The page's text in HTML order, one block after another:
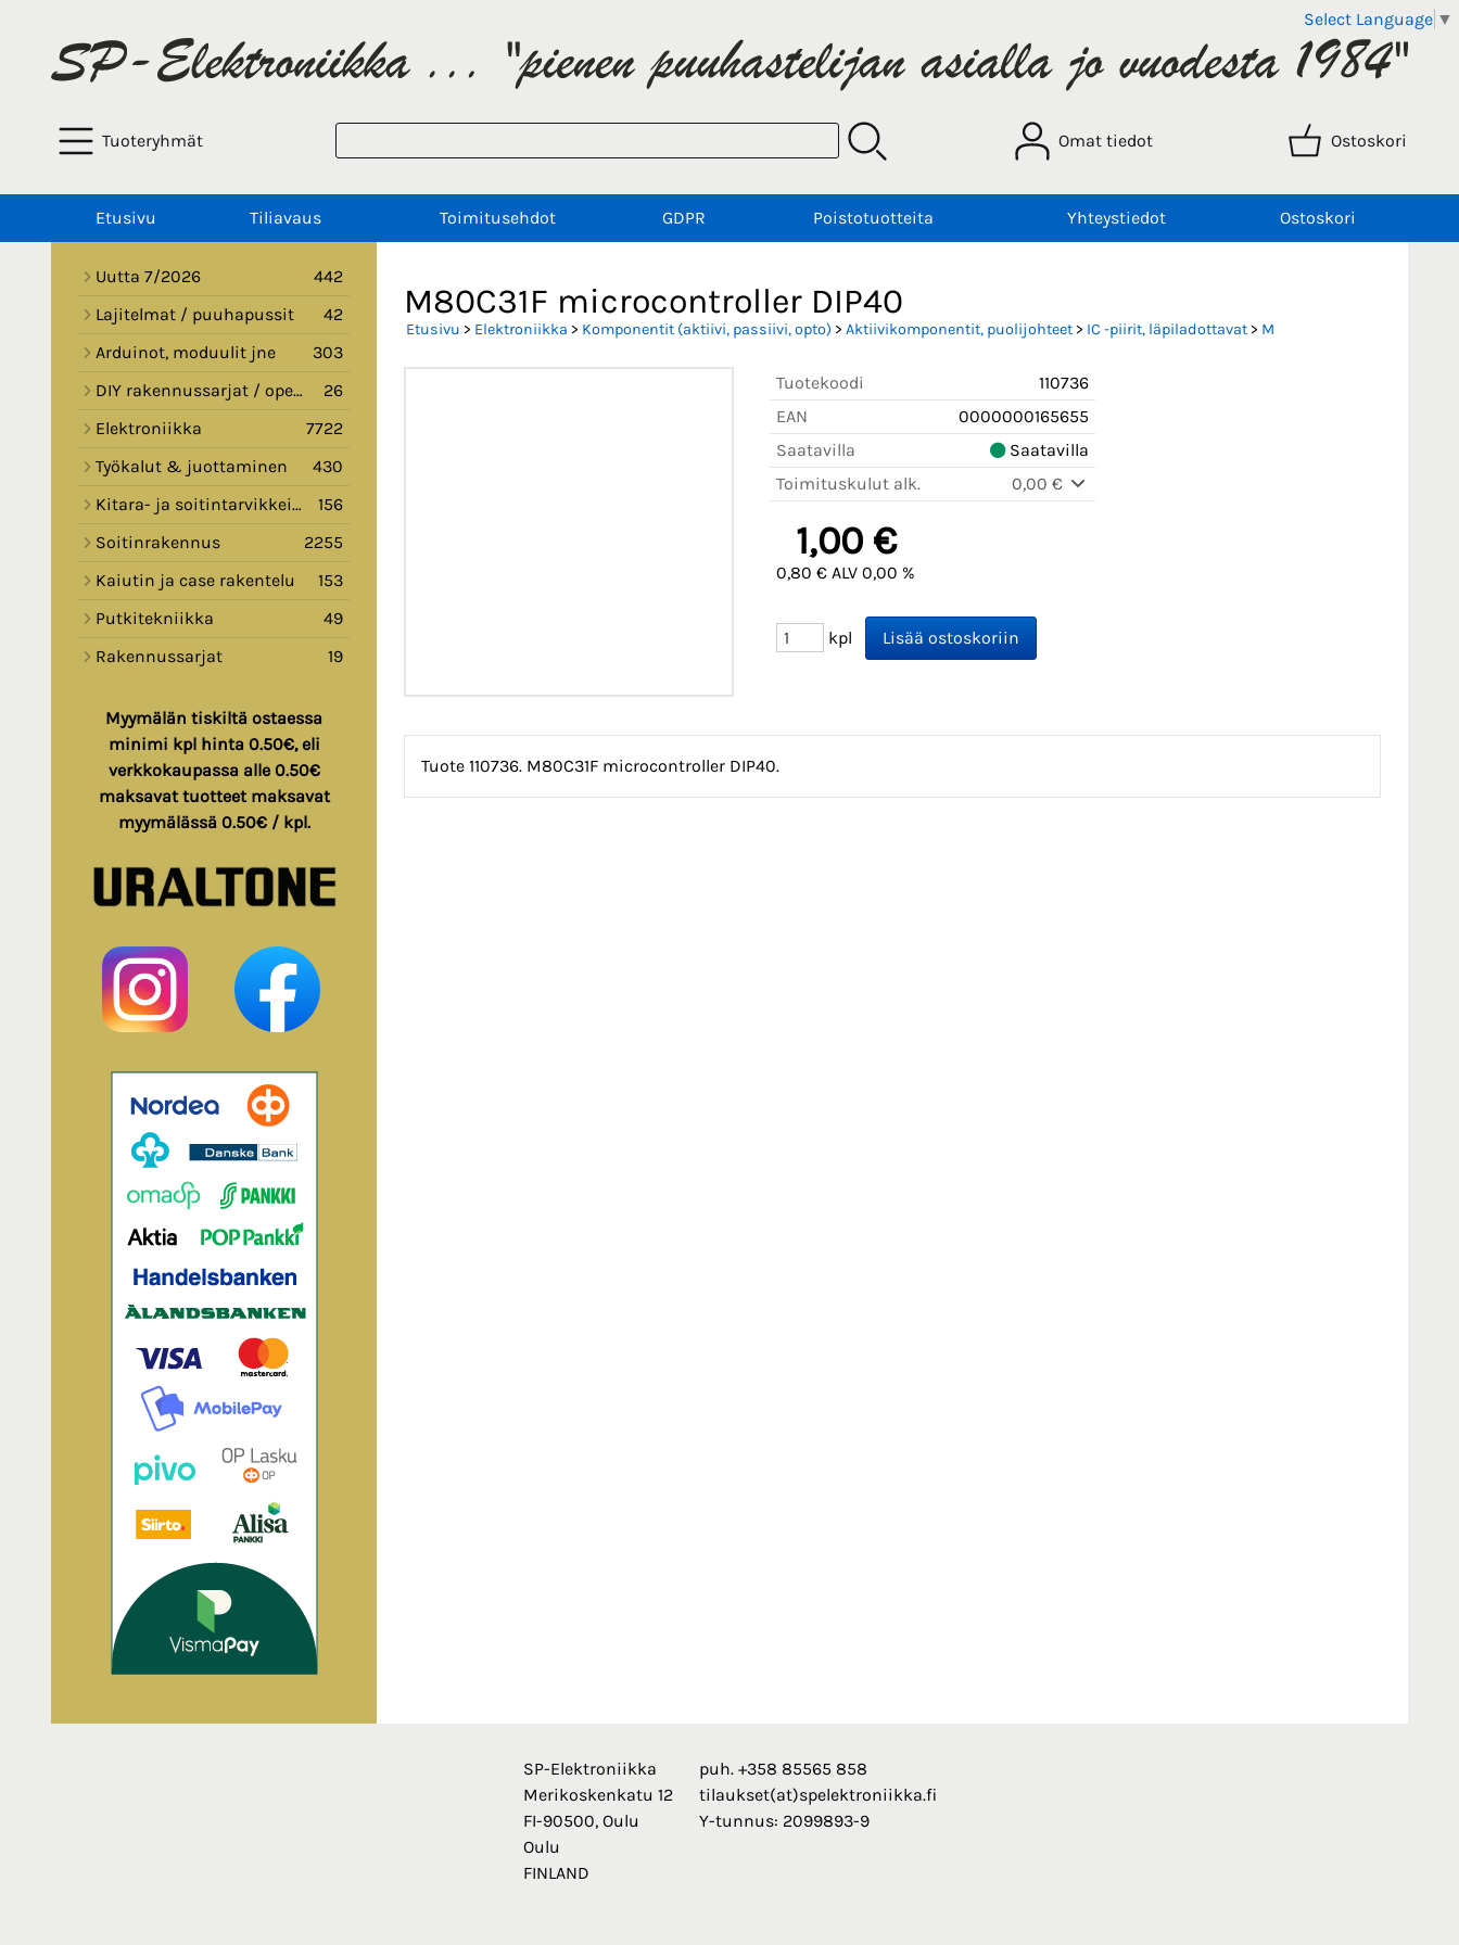
Select Language ▼
Tuoteryhmät Omat tiedot Ostoskori
Etusivu Tiliavaus Toimitusehdot GDPR Poistotuotteita Yhteystiedot Ostoskori
Uutta 7/2026
442
Lajitelmat / puuhapussit
42
Arduinot, moduulit jne
303
DIY rakennussarjat / opetussarjat
26
Elektroniikka
7722
Työkalut & juottaminen
430
Kitara- ja soitintarvikkeita
156
Soitinrakennus
2255
Kaiutin ja case rakentelu
153
Putkitekniikka
49
Rakennussarjat
19
Myymälän tiskiltä ostaessa
minimi kpl hinta 0.50€, eli
verkkokaupassa alle 0.50€
maksavat tuotteet maksavat
myymälässä 0.50€ / kpl.
M80C31F microcontroller DIP40
Etusivu > Elektroniikka > Komponentit (aktiivi, passiivi, opto) > Aktiivikomponentit, puolijohteet> IC -piirit, läpiladottavat> M
Tuotekoodi
110736
EAN
0000000165655
Saatavilla
Saatavilla
Toimituskulut alk.
0,00 €
1,00 €
0,80 € ALV 0,00 %
kpl
Tuote 110736. M80C31F microcontroller DIP40.
SP-Elektroniikka
Merikoskenkatu 12
FI-90500, Oulu
Oulu
FINLAND
puh. +358 85565 858
tilaukset(at)spelektroniikka.fi
Y-tunnus: 2099893-9